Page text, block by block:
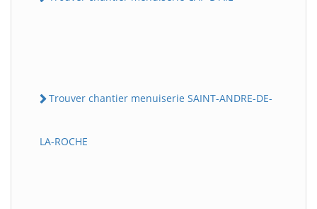
Trouver chantier menuiserie SAINT-ANDRE-DE-
LA-ROCHE